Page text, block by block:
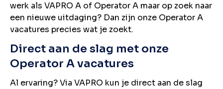
werk als VAPRO A of Operator A maar op zoek naar
een nieuwe uitdaging? Dan zijn onze Operator A
vacatures precies wat je zoekt.
Direct aan de slag met onze
Operator A vacatures
Al ervaring? Via VAPRO kun je direct aan de slag